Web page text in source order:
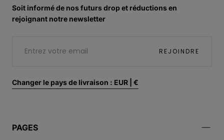
Soit informé de nos futurs drop et réductions en
rejoignant notre newsletter
REJOINDRE
Changer le pays de livraison : EUR | €
PAGES